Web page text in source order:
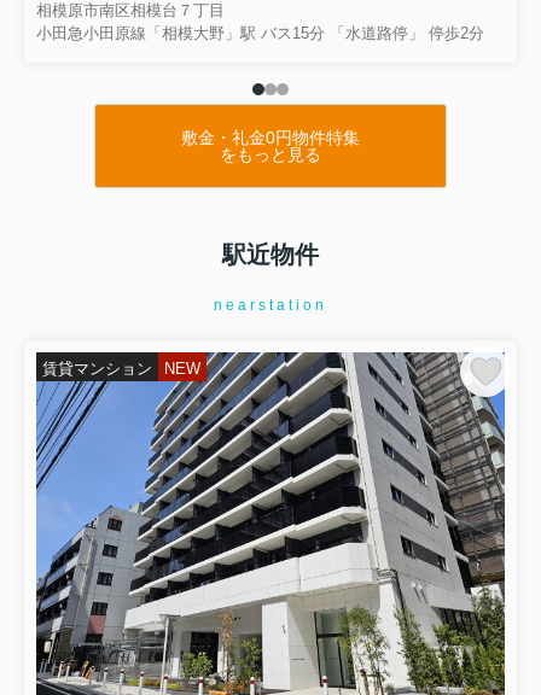
相模原市南区相模台７丁目
小田急小田原線「相模大野」駅 バス15分 「水道路停」 停歩2分
敷金・礼金0円物件特集
をもっと見る
駅近物件
nearstation
賃貸マンション NEW